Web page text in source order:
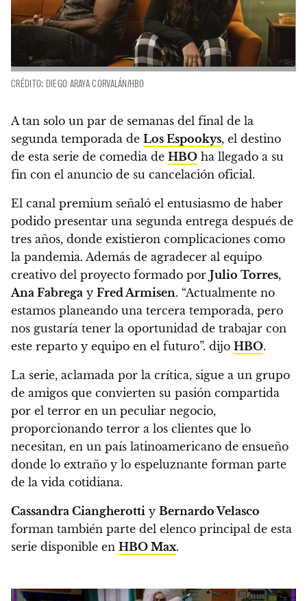
CRÉDITO: DIEGO ARAYA CORVALÁN/HBO
A tan solo un par de semanas del final de la
segunda temporada de Los Espookys, el destino
de esta serie de comedia de HBO ha llegado a su
fin con el anuncio de su cancelación oficial.
El canal premium señaló el entusiasmo de haber
podido presentar una segunda entrega después de
tres años, donde existieron complicaciones como
la pandemia. Además de agradecer al equipo
creativo del proyecto formado por Julio Torres,
Ana Fabrega y Fred Armisen. “Actualmente no
estamos planeando una tercera temporada, pero
nos gustaría tener la oportunidad de trabajar con
este reparto y equipo en el futuro”. dijo HBO.
La serie, aclamada por la crítica, sigue a un grupo
de amigos que convierten su pasión compartida
por el terror en un peculiar negocio,
proporcionando terror a los clientes que lo
necesitan, en un país latinoamericano de ensueño
donde lo extraño y lo espeluznante forman parte
de la vida cotidiana.
Cassandra Ciangherotti y Bernardo Velasco
forman también parte del elenco principal de esta
serie disponible en HBO Max.